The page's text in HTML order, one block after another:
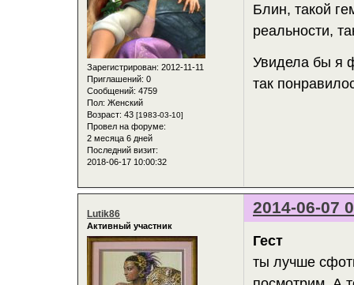
Зарегистрирован: 2012-11-11
Приглашений: 0
Сообщений: 4759
Пол: Женский
Возраст: 43 [1983-03-10]
Провел на форуме:
2 месяца 6 дней
Последний визит:
2018-06-17 10:00:32
Блин, такой
реальности,
Увидела бы я
так
2014-06-07
Lutik86
Активный участник
Гест
ты лучше